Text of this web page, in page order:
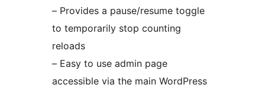
– Provides a pause/resume toggle
to temporarily stop counting
reloads
– Easy to use admin page
accessible via the main WordPress